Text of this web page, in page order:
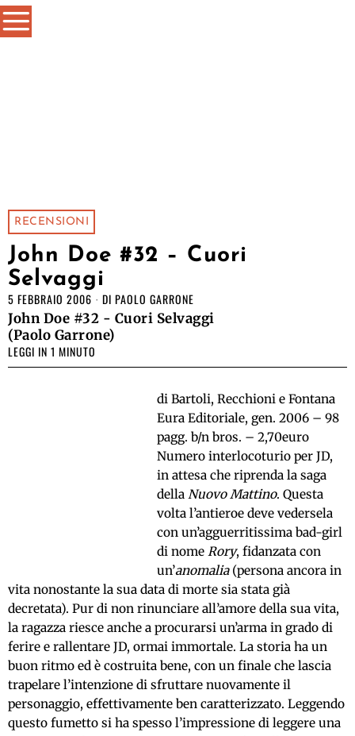
RECENSIONI
John Doe #32 – Cuori
Selvaggi
5 FEBBRAIO 2006 DI PAOLO GARRONE
John Doe #32 - Cuori Selvaggi
(Paolo Garrone)
LEGGI IN 1 MINUTO
di Bartoli, Recchioni e Fontana
Eura Editoriale, gen. 2006 – 98
pagg. b/n bros. – 2,70euro
Numero interlocoturio per JD,
in attesa che riprenda la saga
della Nuovo Mattino. Questa
volta l’antieroe deve vedersela
con un’agguerritissima bad-girl
di nome Rory, fidanzata con
un’anomalia(persona ancora in
vita nonostante la sua data di morte sia stata già
decretata). Pur di non rinunciare all’amore della sua vita,
la ragazza riesce anche a procurarsi un’arma in grado di
ferire e rallentare JD, ormai immortale. La storia ha un
buon ritmo ed è costruita bene, con un finale che lascia
trapelare l’intenzione di sfruttare nuovamente il
personaggio, effettivamente ben caratterizzato. Leggendo
questo fumetto si ha spesso l’impressione di leggere una